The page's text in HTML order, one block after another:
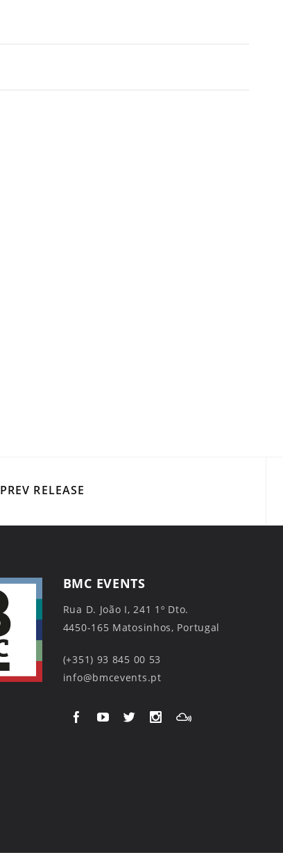
PREV RELEASE
BMC EVENTS
Rua D. João I, 241 1º Dto.
4450-165 Matosinhos, Portugal
(+351) 93 845 00 53
info@bmcevents.pt